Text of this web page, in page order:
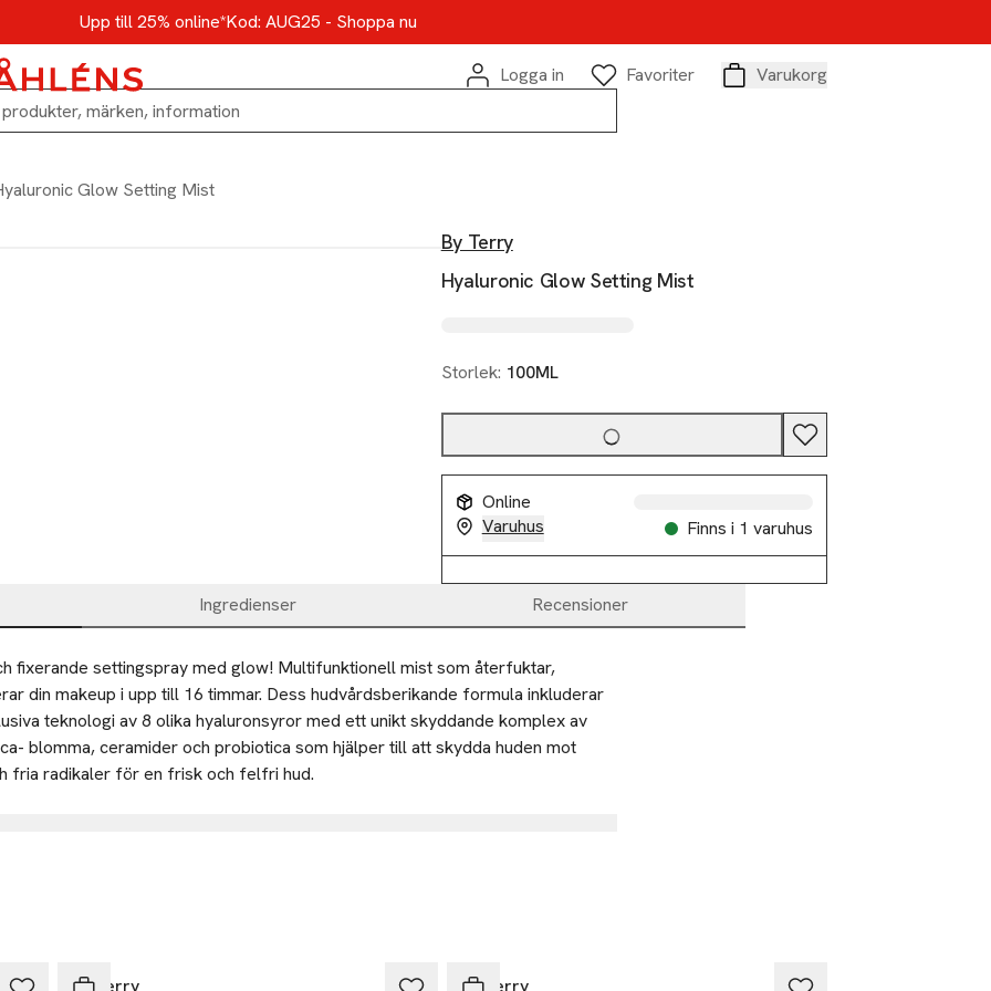
Upp till 25% online*Kod: AUG25 - Shoppa nu
Logga in
Favoriter
Varukorg
Glow Setting Mist
By Terry
Hyaluronic Glow Setting Mist
Storlek: 100ML
Online
Varuhus
Finns i 1 varuhus
Ingredienser Recensioner
fixerande settingspray med glow! Multifunktionell mist som återfuktar,
din makeup i upp till 16 timmar. Dess hudvårdsberikande formula inkluderar
teknologi av 8 olika hyaluronsyror med ett unikt skyddande komplex av
blomma, ceramider och probiotica som hjälper till att skydda huden mot
fria radikaler för en frisk och felfri hud.
har extremt återfuktande egenskaper, kan binda upp till 1000
vikt i vatten, för att hålla huden återfuktad och strålande. Behåll din huds
en trippel återfuktning:
By Terry
By Terry